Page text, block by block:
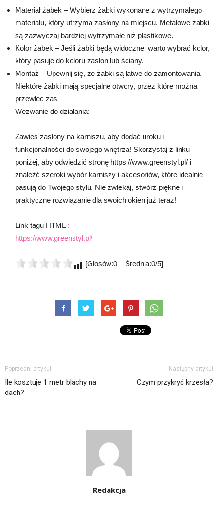
Materiał żabek – Wybierz żabki wykonane z wytrzymałego
materiału, który utrzyma zasłony na miejscu. Metalowe żabki
są zazwyczaj bardziej wytrzymałe niż plastikowe.
Kolor żabek – Jeśli żabki będą widoczne, warto wybrać kolor,
który pasuje do koloru zasłon lub ściany.
Montaż – Upewnij się, że żabki są łatwe do zamontowania.
Niektóre żabki mają specjalne otwory, przez które można
przewlec zas
Wezwanie do działania:
Zawieś zasłony na karniszu, aby dodać uroku i
funkcjonalności do swojego wnętrza! Skorzystaj z linku
poniżej, aby odwiedzić stronę https://www.greenstyl.pl/ i
znaleźć szeroki wybór karniszy i akcesoriów, które idealnie
pasują do Twojego stylu. Nie zwlekaj, stwórz piękne i
praktyczne rozwiązanie dla swoich okien już teraz!
Link tagu HTML :
https://www.greenstyl.pl/
[Głosów:0 Średnia:0/5]
Poprzedni artykuł
Ile kosztuje 1 metr blachy na
dach?
Następny artykuł
Czym przykryć krzesła?
Redakcja